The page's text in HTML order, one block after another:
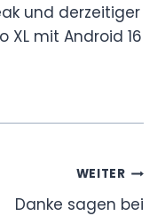
und derzeitiger
XL mit Android 16
WEITER
Danke sagen bei